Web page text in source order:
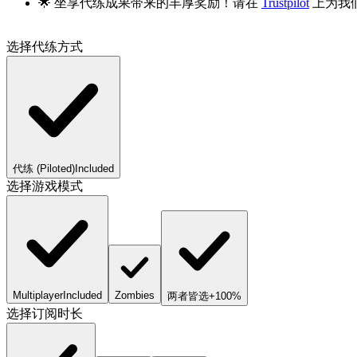
🌟 坐享代练成果带来的丰厚奖励！请在 Trustpilot 上为我
选择代练方式
代练 (Piloted) Included
选择游戏模式
MultiplayerIncluded Zombies 两者皆选+100%
选择订阅时长